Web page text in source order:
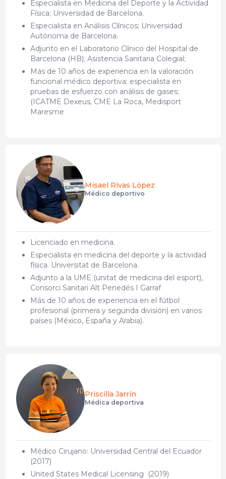
Especialista en Medicina del Deporte y la Actividad
Física; Universidad de Barcelona.
Especialista en Análisis Clínicos; Universidad
Autónoma de Barcelona.
Adjunto en el Laboratorio Clínico del Hospital de
Barcelona (HB); Asistencia Sanitaria Colegial;
Más de 10 años de experiencia en la valoración
funcional médico deportiva; especialista en
pruebas de esfuerzo con análisis de gases;
(ICATME Dexeus, CME La Roca, Medisport
Maresme
Misael Rivas López
Médico deportivo
Licenciado en medicina.
Especialista en medicina del deporte y la actividad
física. Universitat de Barcelona.
Adjunto a la UME (unitat de medicina del esport),
Consorci Sanitari Alt Penedés I Garraf
Más de 10 años de experiencia en el fútbol
profesional (primera y segunda división) en varios
países (México, España y Arabia).
Priscilla Jarrín
Médica deportiva
Médico Cirujano: Universidad Central del Ecuador
(2017)
United States Medical Licensing (2019)